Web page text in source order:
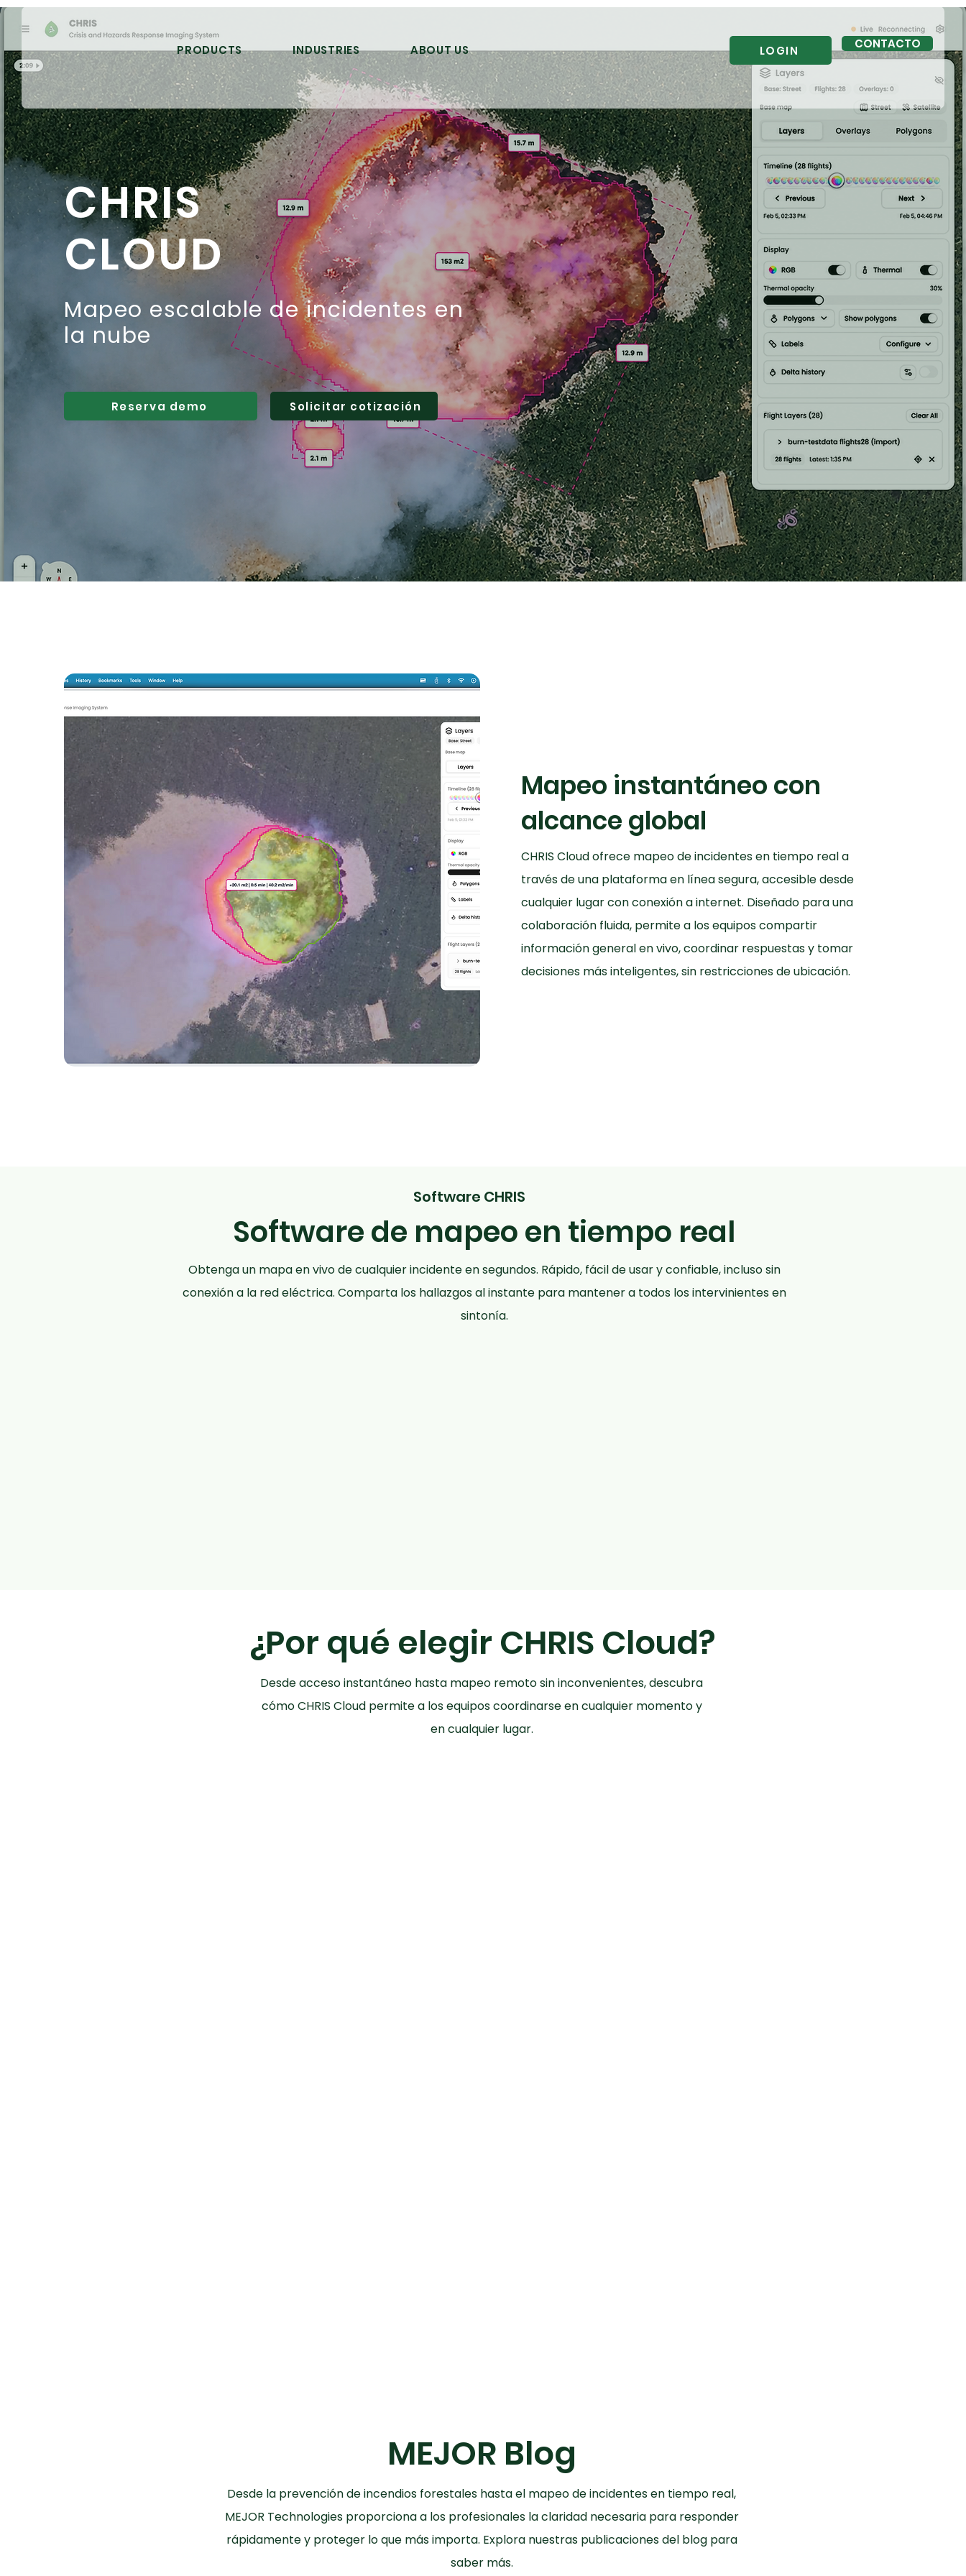
PRODUCTS INDUSTRIES ABOUT US LOGIN CONTACTO
CHRIS
CLOUD
Mapeo escalable de incidentes en
la nube
Reserva demo Solicitar cotización
Mapeo instantáneo con
alcance global
CHRIS Cloud ofrece mapeo de incidentes en tiempo real a
través de una plataforma en línea segura, accesible desde
cualquier lugar con conexión a internet. Diseñado para una
colaboración fluida, permite a los equipos compartir
información general en vivo, coordinar respuestas y tomar
decisiones más inteligentes, sin restricciones de ubicación.
Software CHRIS
Software de mapeo en tiempo real
Obtenga un mapa en vivo de cualquier incidente en segundos. Rápido, fácil de usar y confiable, incluso sin
conexión a la red eléctrica. Comparta los hallazgos al instante para mantener a todos los intervinientes en
sintonía.
¿Por qué elegir CHRIS Cloud?
Desde acceso instantáneo hasta mapeo remoto sin inconvenientes, descubra
cómo CHRIS Cloud permite a los equipos coordinarse en cualquier momento y
en cualquier lugar.
MEJOR Blog
Desde la prevención de incendios forestales hasta el mapeo de incidentes en tiempo real,
MEJOR Technologies proporciona a los profesionales la claridad necesaria para responder
rápidamente y proteger lo que más importa. Explora nuestras publicaciones del blog para
saber más.